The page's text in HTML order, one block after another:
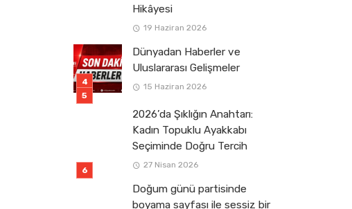
Hikâyesi
19 Haziran 2026
Dünyadan Haberler ve
Uluslararası Gelişmeler
15 Haziran 2026
2026’da Şıklığın Anahtarı:
Kadın Topuklu Ayakkabı
Seçiminde Doğru Tercih
27 Nisan 2026
Doğum günü partisinde
boyama sayfası ile sessiz bir